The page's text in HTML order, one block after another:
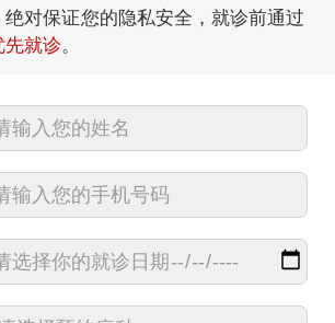
对保证您的隐私安全，就诊前通过
先就诊。